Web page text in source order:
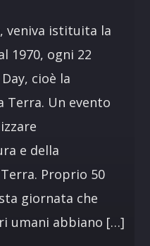
veniva istituita la
1970, ogni 22
cioè la
Terra. Un evento
e della
Proprio 50
giornata che
umani abbiano […]